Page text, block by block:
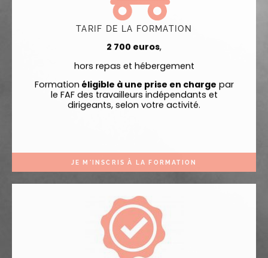
TARIF DE LA FORMATION
2 700 euros,
hors repas et hébergement
Formation éligible à une prise en charge par
le FAF des travailleurs indépendants et
dirigeants, selon votre activité.
JE M'INSCRIS À LA FORMATION